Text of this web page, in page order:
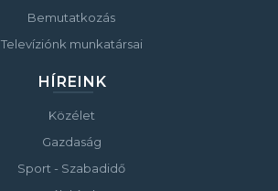
Bemutatkozás
Televíziónk munkatársai
HÍREINK
Közélet
Gazdaság
Sport - Szabadidő